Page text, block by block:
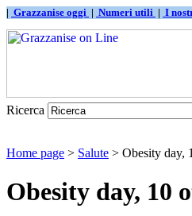
| Grazzanise oggi | Numeri utili | I
Ricerca
Home page > Salute > Obesity day,
Obesity day, 10